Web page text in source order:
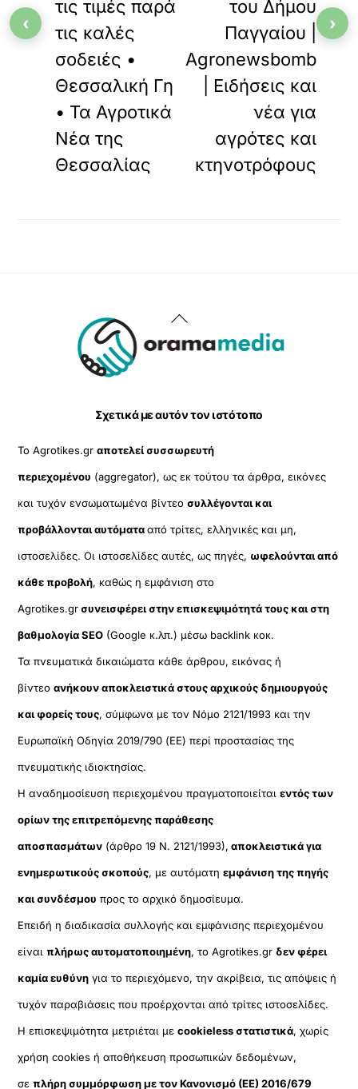
τις τιμές παρά
τις καλές
σοδειές •
Θεσσαλική Γη
• Τα Αγροτικά
Νέα της
Θεσσαλίας
του Δήμου
Παγγαίου |
Agronewsbomb
| Ειδήσεις και
νέα για
αγρότες και
κτηνοτρόφους
Back
To
Σχετικά με αυτόν τον ιστότοπο
Το Agrotikes.grαποτελεί συσσωρευτή
περιεχομένου (aggregator), ως εκ τούτου τα άρθρα, εικόνες
και τυχόν ενσωματωμένα βίντεοσυλλέγονται και
προβάλλονται αυτόματααπό τρίτες, ελληνικές και μη,
ιστοσελίδες. Οι ιστοσελίδες αυτές, ως πηγές, ωφελούνται από
κάθε προβολή, καθώς η εμφάνιση στο
Agrotikes.grσυνεισφέρει στην επισκεψιμότητά τους και στη
βαθμολογία SEO (Google κ.λπ.) μέσω backlink κοκ.
Τα πνευματικά δικαιώματα κάθε άρθρου, εικόνας ή
βίντεοανήκουν αποκλειστικά στους αρχικούς δημιουργούς
και φορείς τους, σύμφωνα με τον Νόμο 2121/1993 και την
Ευρωπαϊκή Οδηγία 2019/790 (ΕΕ) περί προστασίας της
πνευματικής ιδιοκτησίας.
Η αναδημοσίευση περιεχομένου πραγματοποιείταιεντός των
ορίων της επιτρεπόμενης παράθεσης
αποσπασμάτων (άρθρο 19 Ν. 2121/1993), αποκλειστικά για
ενημερωτικούς σκοπούς, με αυτόματηεμφάνιση της πηγής
και συνδέσμου προς το αρχικό δημοσίευμα.
Επειδή η διαδικασία συλλογής και εμφάνισης περιεχομένου
είναιπλήρως αυτοματοποιημένη, το Agrotikes.gr δεν φέρει
καμία ευθύνη για το περιεχόμενο, την ακρίβεια, τις απόψεις ή
τυχόν παραβιάσεις που προέρχονται από τρίτες ιστοσελίδες.
Η επισκεψιμότητα μετριέται μεcookieless στατιστικά, χωρίς
χρήση cookies ή αποθήκευση προσωπικών δεδομένων,
σεπλήρη συμμόρφωση με τον Κανονισμό (ΕΕ) 2016/679
‹ ›